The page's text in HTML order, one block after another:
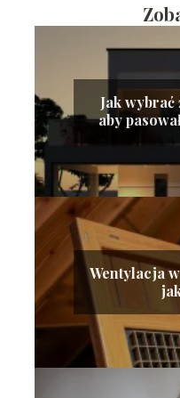
Jak wybrać
aby
Wentylacja